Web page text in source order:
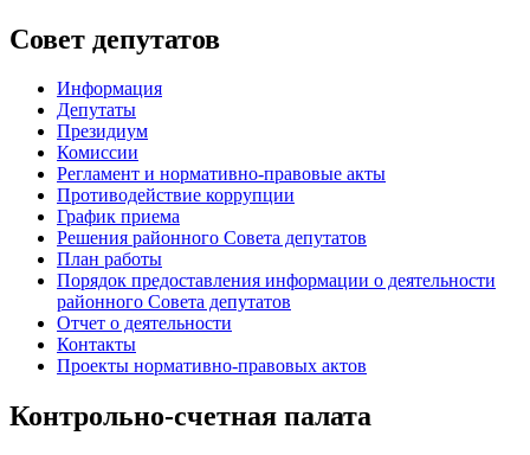
Совет депутатов
Информация
Депутаты
Президиум
Комиссии
Регламент и нормативно-правовые акты
Противодействие коррупции
График приема
Решения районного Совета депутатов
План работы
Порядок предоставления информации о деятельности
районного Совета депутатов
Отчет о деятельности
Контакты
Проекты нормативно-правовых актов
Контрольно-счетная палата